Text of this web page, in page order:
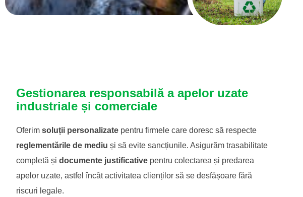
Gestionarea responsabilă a apelor uzate
industriale și comerciale
Oferim soluții personalizate pentru firmele care doresc să respecte
reglementările de mediu și să evite sancțiunile. Asigurăm trasabilitate
completă și documente justificative pentru colectarea și predarea
apelor uzate, astfel încât activitatea clienților să se desfășoare fără
riscuri legale.